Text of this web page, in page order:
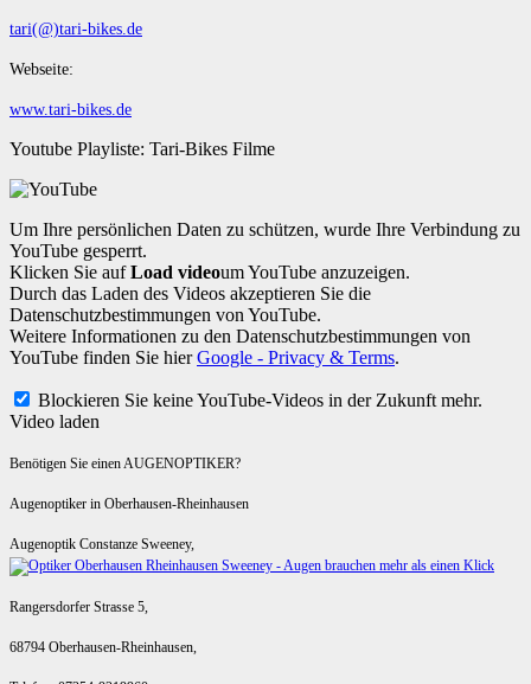
tari(@)tari-bikes.de
Webseite:
www.tari-bikes.de
Youtube Playliste: Tari-Bikes Filme
Um Ihre persönlichen Daten zu schützen, wurde Ihre Verbindung zu
YouTube gesperrt.
Klicken Sie aufLoad videoum YouTube anzuzeigen.
Durch das Laden des Videos akzeptieren Sie die
Datenschutzbestimmungen von YouTube.
Weitere Informationen zu den Datenschutzbestimmungen von
YouTube finden Sie hierGoogle - Privacy & Terms.
Blockieren Sie keine YouTube-Videos in der Zukunft mehr.
Video laden
Benötigen Sie einen AUGENOPTIKER?
Augenoptiker in Oberhausen-Rheinhausen
Augenoptik Constanze Sweeney,
Rangersdorfer Strasse 5,
68794 Oberhausen-Rheinhausen,